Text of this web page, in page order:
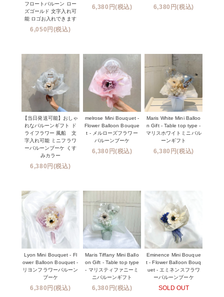
フロートバルーン ロー
ズゴールド 文字入れ可
能 ロゴお入れできます
6,050円(税込)
6,380円(税込) 6,380円(税込)
【当日発送可能】おしゃ
れなバルーンギフト ド
ライフラワー 風船 文
字入れ可能 ミニフラワ
ーバルーンブーケ くす
みカラー
6,380円(税込)
melrose Mini Bouquet -
Flower Balloon Bouque
t - メルローズフラワー
バルーンブーケ
6,380円(税込)
Maris White Mini Balloo
n Gift - Table top type -
マリスホワイトミニバル
ーンギフト
6,380円(税込)
Lyon Mini Bouquet - Fl
ower Balloon Bouquet -
リヨンフラワーバルーン
ブーケ
6,380円(税込)
Maris Tiffany Mini Ballo
on Gift - Table top type
- マリスティファニーミ
ニバルーンギフト
6,380円(税込)
Eminence Mini Bouque
t - Flower Balloon Bouq
uet - エミネンスフラワ
ーバルーンブーケ
SOLD OUT